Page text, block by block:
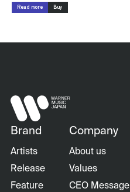
Read more Buy
Brand
Artists
Release
Feature
Company
About us
Values
CEO Message